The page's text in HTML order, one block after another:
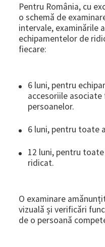
Pentru România, cu
o schemă de
intervale, examinările
echipamentelor de
fiecare:
6 luni, pentru
accesoriile
persoanelor.
6 luni, pentru toate
12 luni, pentru
ridicat.
O examinare
vizuală și verificări
de o persoană